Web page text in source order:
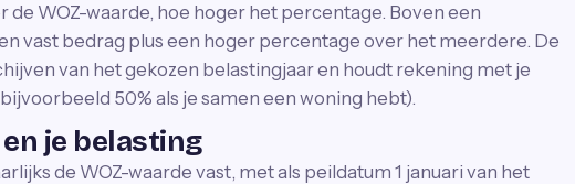
de WOZ-waarde, hoe hoger het percentage. Boven een
vast bedrag plus een hoger percentage over het meerdere. De
van het gekozen belastingjaar en houdt rekening met je
50% als je samen een woning hebt).
je belasting
de WOZ-waarde vast, met als peildatum 1 januari van het